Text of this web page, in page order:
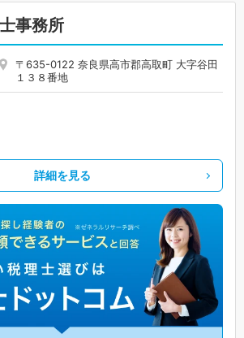
事務所
〒635-0122 奈良県高市郡高取町 大字谷田
１３８番地
詳細を見る